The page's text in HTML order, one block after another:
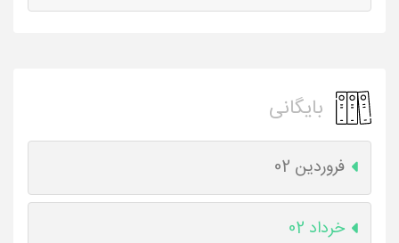
بایگانی
فروردین 02
خرداد 02